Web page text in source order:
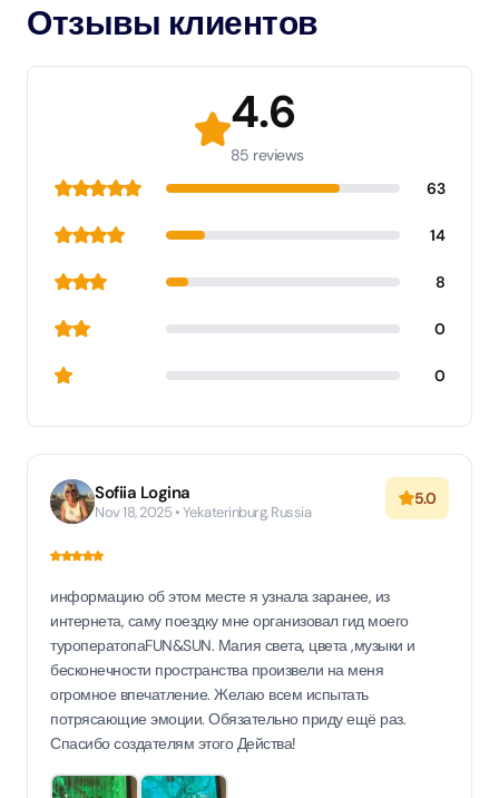
Отзывы клиентов
4.6
85 reviews
63
14
8
0
0
Sofiia Logina
Nov 18, 2025 • Yekaterinburg, Russia
5.0
информацию об этом месте я узнала заранее, из
интернета, саму поездку мне организовал гид моего
туроператопаFUN&SUN. Магия света, цвета ,музыки и
бесконечности пространства произвели на меня
огромное впечатление. Желаю всем испытать
потрясающие эмоции. Обязательно приду ещё раз.
Спасибо создателям этого Действа!